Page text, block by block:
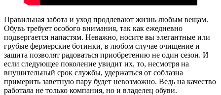
Правильная забота и уход продлевают жизнь любым вещам.
Обувь требует особого внимания, так как ежедневно
подвергается напастям. Неважно, носите вы элегантные или
грубые фермерские ботинки, в любом случае очищение и
защита позволят радоваться приобретению не один сезон. И
если следующее поколение увидит их, то, несмотря на
внушительный срок службы, удержаться от соблазна
примерить заветную пару будет невозможно. Ведь на качество
работала не только компания, но и владелец обуви.